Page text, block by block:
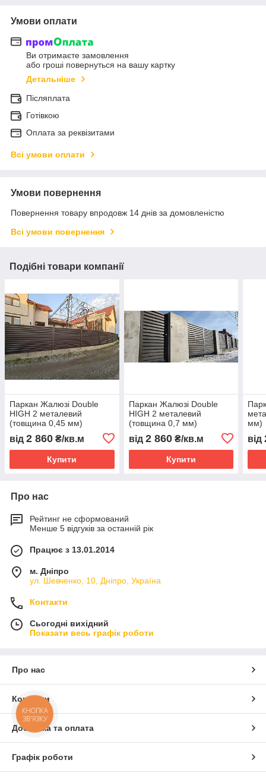
Умови оплати
Ви отримаєте замовлення
або гроші повернуться на вашу картку
Детальніше
Післяплата
Готівкою
Оплата за реквізитами
Всі умови оплати
Умови повернення
Повернення товару впродовж 14 днів за домовленістю
Всі умови повернення
Подібні товари компанії
Паркан Жалюзі Double
HIGH 2 металевий
(товщина 0,45 мм)
від 2 860 ₴/кв.м
Купити
Паркан Жалюзі Double
HIGH 2 металевий
(товщина 0,7 мм)
від 2 860₴/кв.м
Купити
мм)
від
Про нас
Рейтинг не сформований
Менше 5 відгуків за останній рік
Працює з 13.01.2014
м. Дніпро
ул. Шевченко, 10, Дніпро, Україна
Контакти
Сьогодні вихідний
Показати весь графік роботи
Про нас
Контакти
Доставка та оплата
Графік роботи
КНОПКА
ЗВ'ЯЗКУ